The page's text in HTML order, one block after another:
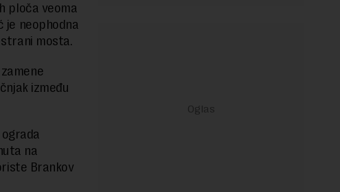
ploča veoma
je neophodna
mosta.
između
na
Brankov